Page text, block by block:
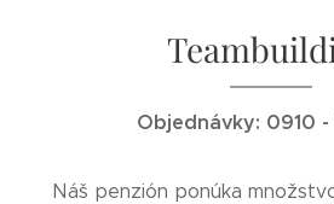
Objednávky: 0910 -
Náš penzión ponúka